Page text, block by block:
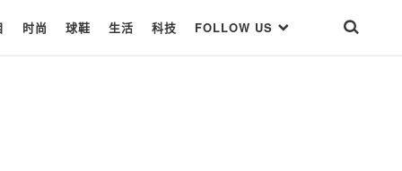
时尚 球鞋 生活 科技 FOLLOW US